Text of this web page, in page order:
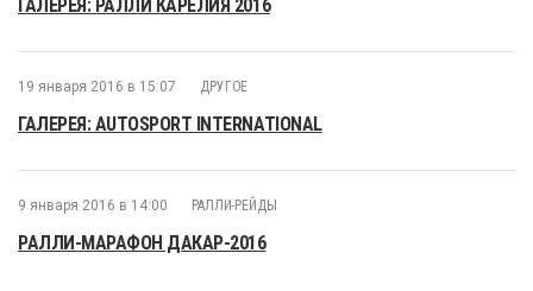
ГАЛЕРЕЯ: РАЛЛИ КАРЕЛИЯ 2016
19 января 2016 в 15:07 ДРУГОЕ
ГАЛЕРЕЯ: AUTOSPORT INTERNATIONAL
9 января 2016 в 14:00 РАЛЛИ-РЕЙДЫ
РАЛЛИ-МАРАФОН ДАКАР-2016